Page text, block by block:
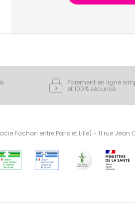
Paiement en ligne
et 100% sécurisé
Fachon entre Paris et Lille) - 11 rue